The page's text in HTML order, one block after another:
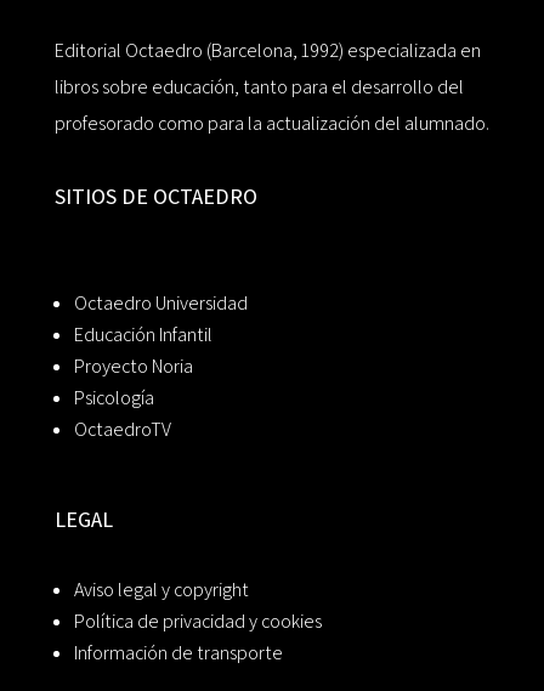
Editorial Octaedro (Barcelona, 1992) especializada en
libros sobre educación, tanto para el desarrollo del
profesorado como para la actualización del alumnado.
SITIOS DE OCTAEDRO
Octaedro Universidad
Educación Infantil
Proyecto Noria
Psicología
OctaedroTV
LEGAL
Aviso legal y copyright
Política de privacidad y cookies
Información de transporte